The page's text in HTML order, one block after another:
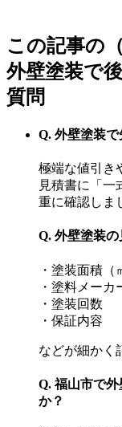
この記事の（
外壁塗装で
質問
Q. 外壁塗装
極端な値引き
見積書に「一
重に確認しま
Q. 外壁塗装
・塗装面積（
・塗料メーカ
・塗装回数
・保証内容
などが細かく
Q. 福山市で
か？